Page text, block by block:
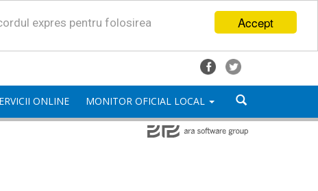
Accept
expres pentru folosirea
ONLINE MONITOR OFICIAL LOCAL